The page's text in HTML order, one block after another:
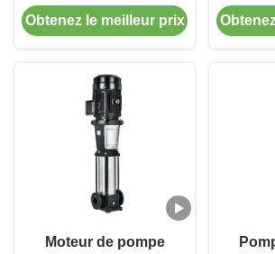
le traitement industriel
Obtenez le meilleur prix
Moteur de pompe